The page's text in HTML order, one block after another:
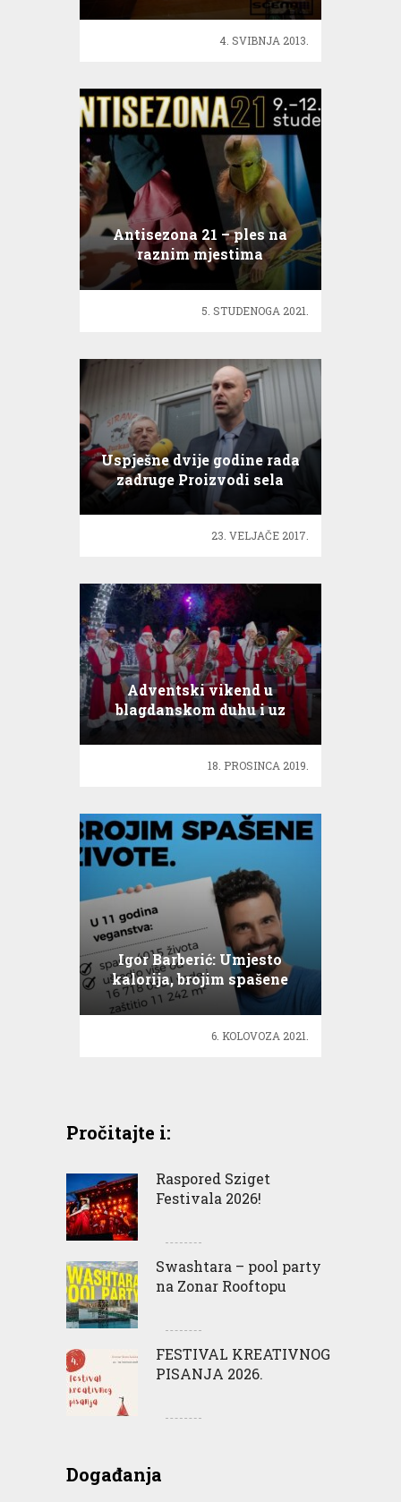
4. SVIBNJA 2013.
Antisezona 21 – ples na
raznim mjestima
5. STUDENOGA 2021.
Uspješne dvije godine rada
zadruge Proizvodi sela
23. VELJAČE 2017.
Adventski vikend u
blagdanskom duhu i uz
odličnu zabavu
18. PROSINCA 2019.
Igor Barberić: Umjesto
kalorija, brojim spašene
živote
6. KOLOVOZA 2021.
Pročitajte i:
Raspored Sziget
Festivala 2026!
Swashtara – pool party
na Zonar Rooftopu
FESTIVAL KREATIVNOG
PISANJA 2026.
Događanja